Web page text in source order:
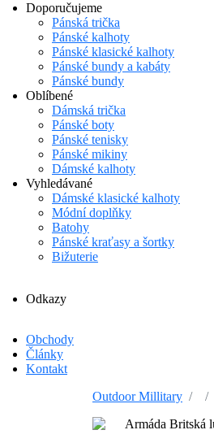
Doporučujeme
Pánská trička
Pánské kalhoty
Pánské klasické kalhoty
Pánské bundy a kabáty
Pánské bundy
Oblíbené
Dámská trička
Pánské boty
Pánské tenisky
Pánské mikiny
Dámské kalhoty
Vyhledávané
Dámské klasické kalhoty
Módní doplňky
Batohy
Pánské kraťasy a šortky
Bižuterie
Odkazy
Obchody
Články
Kontakt
Outdoor Millitary